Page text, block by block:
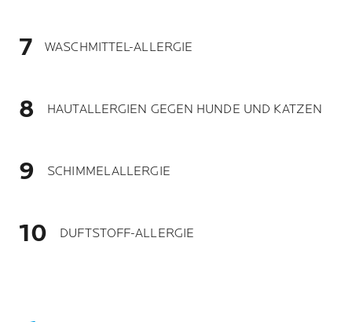
WASCHMITTEL-ALLERGIE
HAUTALLERGIEN GEGEN HUNDE UND KATZEN
SCHIMMELALLERGIE
DUFTSTOFF-ALLERGIE